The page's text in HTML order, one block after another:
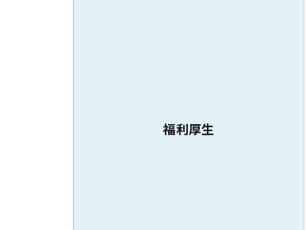
福利厚生